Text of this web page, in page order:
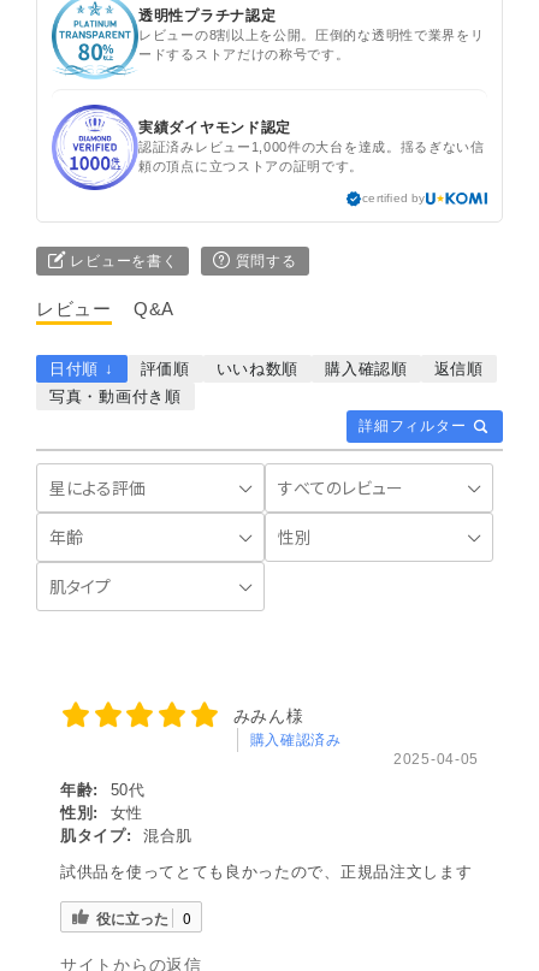
透明性プラチナ認定
レビューの8割以上を公開。圧倒的な透明性で業界をリ
ードするストアだけの称号です。
実績ダイヤモンド認定
認証済みレビュー1,000件の大台を達成。揺るぎない信
頼の頂点に立つストアの証明です。
certified by
レビューを書く 質問する
レビュー Q&A
詳細フィルター
日付順 ↓ 評価順 いいね数順 購入確認順
返信順
写真・動画付き順
みみん様
購入確認済み
2025-04-05
年齢:
50代
性別:
女性
肌タイプ:
混合肌
試供品を使ってとても良かったので、正規品注文します
役に立った 0
サイトからの返信